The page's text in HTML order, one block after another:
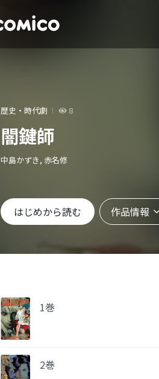
歴史・時代劇 8
闇鍵師
中島かずき, 赤名修
はじめから読む 作品情報
1巻
2巻